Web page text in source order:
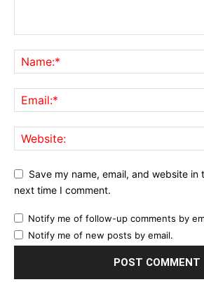
Save my name, email, and website in
next time I comment.
Notify me of follow-up comments by
Notify me of new posts by email.